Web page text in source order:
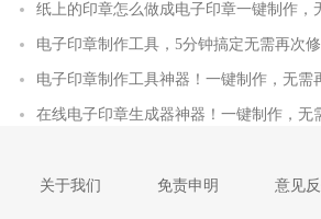
纸上的印章怎么做成电子印章一键制作，
电子印章制作工具，5分钟搞定无需再次
电子印章制作工具神器！一键制作，无需
在线电子印章生成器神器！一键制作，无
关于我们 免责申明 意见